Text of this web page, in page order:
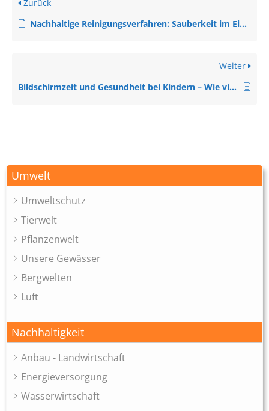
Umwelt
Umweltschutz
Tierwelt
Pflanzenwelt
Unsere Gewässer
Bergwelten
Luft
Nachhaltigkeit
Anbau - Landwirtschaft
Energieversorgung
Wasserwirtschaft
Zurück
Nachhaltige Reinigungsverfahren: Sauberkeit im Einklang mit der Umwelt
Weiter
Bildschirmzeit und Gesundheit bei Kindern – Wie viel ist zu viel?